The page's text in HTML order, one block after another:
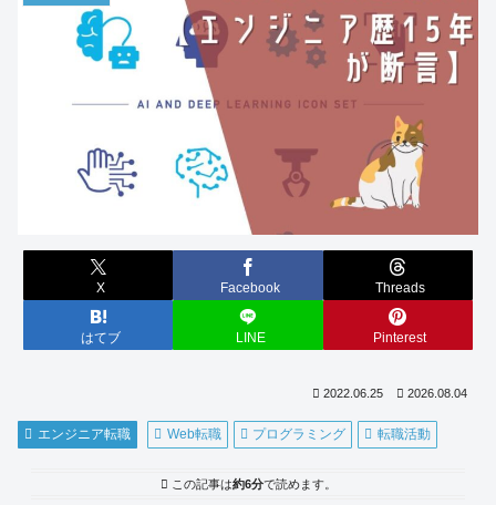
X Facebook Threads
はてブ LINE Pinterest
2022.06.25 2026.08.04
エンジニア転職 Web転職 プログラミング 転職活動
この記事は約6分で読めます。